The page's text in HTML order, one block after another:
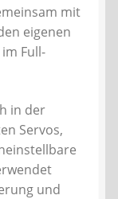
mit
eigenen
Full-
in der
Servos,
und